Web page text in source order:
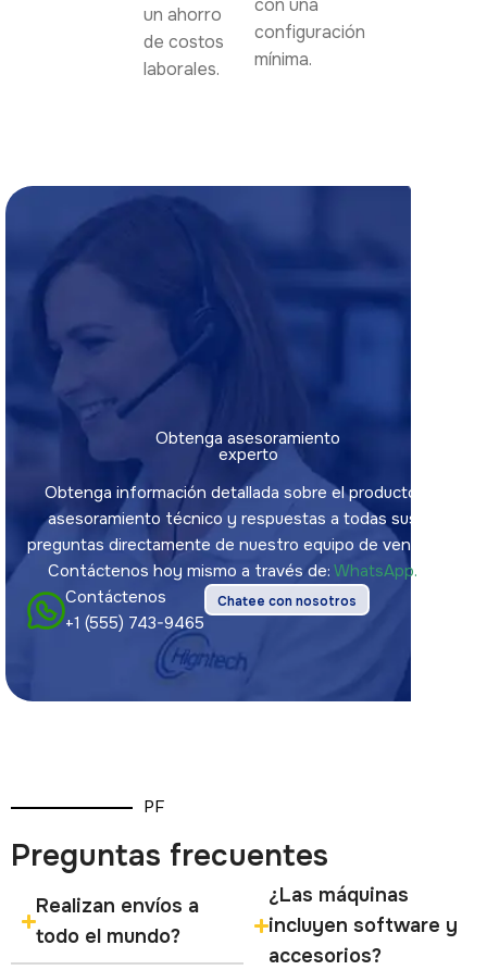
un ahorro
de costos
laborales.
con una
configuración
mínima.
Obtenga asesoramiento
experto
Obtenga información detallada sobre el producto,
asesoramiento técnico y respuestas a todas sus
preguntas directamente de nuestro equipo de ventas.
Contáctenos hoy mismo a través de:WhatsApp.
Contáctenos
+1 (555) 743-9465
Chatee con nosotros
PF
Preguntas frecuentes
Realizan envíos a
todo el mundo?
¿Las máquinas
incluyen software y
accesorios?